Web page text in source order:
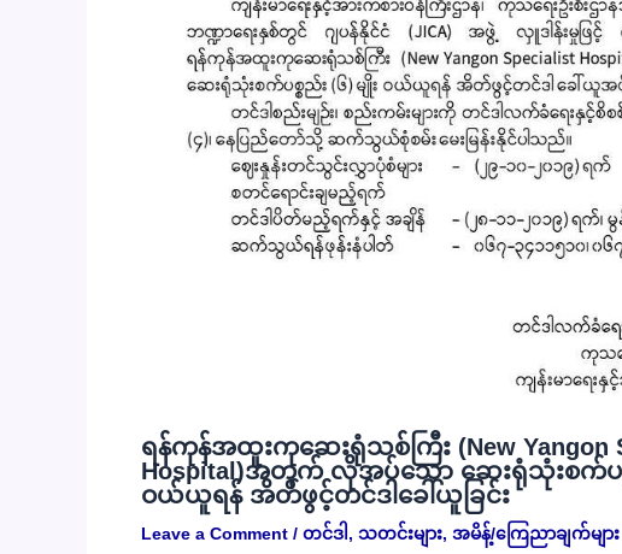
ရန်ကုန်အထူးကုဆေးရုံသစ်ကြီး (New Yangon
Hospital)အတွက် လိုအပ်သော ဆေးရုံသုံးစက်ပစ္
ဝယ်ယူရန် အိတ်ဖွင့်တင်ဒါခေါ်ယူခြင်း
Leave a Comment / တင်ဒါ , သတင်းများ, အမိန့်/ကြေညာချက်များ